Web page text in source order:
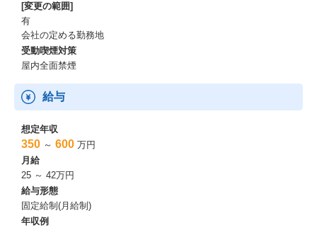
[変更の範囲]
有
会社の定める勤務地
受動喫煙対策
屋内全面禁煙
給与
想定年収
350 ～ 600 万円
月給
25 ～ 42万円
給与形態
固定給制(月給制)
年収例